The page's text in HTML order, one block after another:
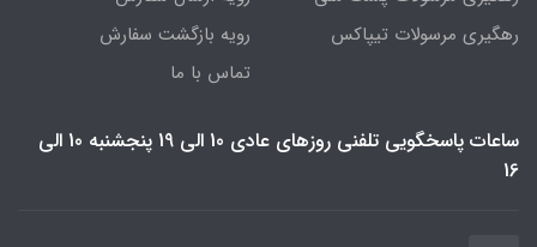
رهگیری مرسولات تیپاکس
رویه بازگشت سفارش
تماس با ما
ساعات پاسخگویی تلفنی روزهای عادی 10 الی 19 پنجشنبه 10 الی
16